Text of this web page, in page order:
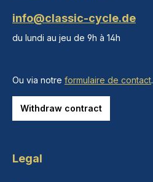
info@classic-cycle.de
du lundi au jeu de 9h à 14h
Ou via notre formulaire de contact.
Withdraw contract
Legal